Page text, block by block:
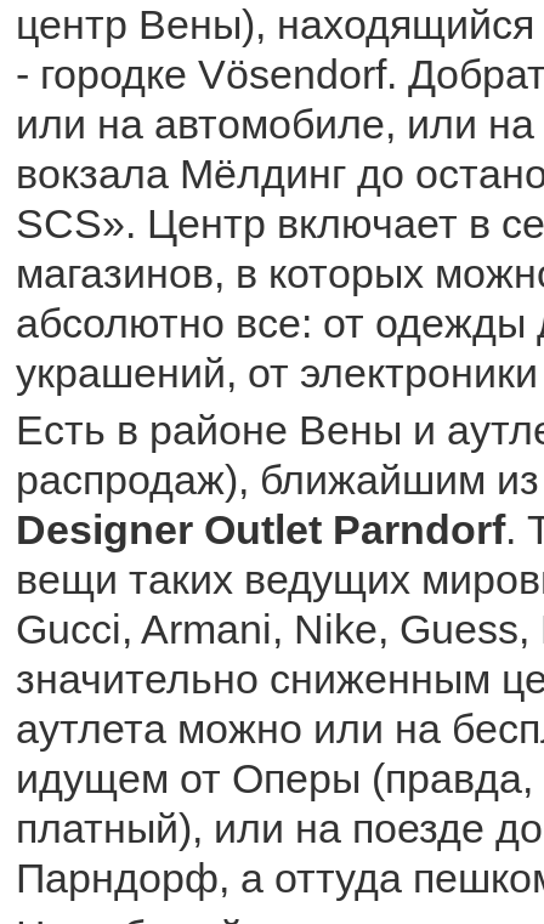
центр Вены),
- городке Vösendorf.
или на автомобиле, или
вокзала Mёлдинг до
SCS». Центр включает в
магазинов, в которых
абсолютно все: от
украшений, от
Есть в районе Вены и
распродаж), ближайшим из
Designer Outlet Parndorf.
вещи таких ведущих
Gucci, Armani, Nike, Guess,
значительно сниженным
аутлета можно или на
идущем от Оперы (правда,
платный), или на поезде
Парндорф, а оттуда